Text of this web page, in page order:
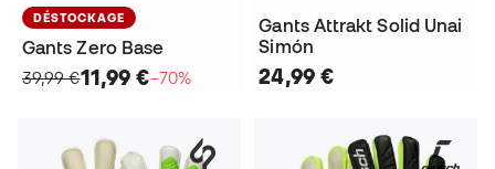
DÉSTOCKAGE
Gants Zero Base
39,99 €11,99 €−70%
Gants Attrakt Solid Unai
Simón
24,99 €